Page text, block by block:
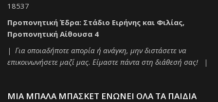
18537
Προπονητική Έδρα: Στάδιο Ειρήνης και Φιλίας,
Προπονητική Αίθουσα 4
| Για οποιαδήποτε απορία ή ανάγκη, μην διστάσετε να
επικοινωνήσετε μαζί μας. Είμαστε πάντα στη διάθεσή σας! |
ΜΙΑ ΜΠΑΛΑ ΜΠΑΣΚΕΤ ΕΝΩΝΕΙ ΟΛΑ ΤΑ ΠΑΙΔΙΑ